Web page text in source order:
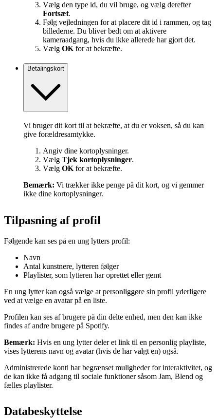
Vælg den type id, du vil bruge, og vælg derefter
Fortsæt.
Følg vejledningen for at placere dit id i rammen, og tag
billederne. Du bliver bedt om at aktivere
kameraadgang, hvis du ikke allerede har gjort det.
Vælg OK for at bekræfte.
Betalingskort
Vi bruger dit kort til at bekræfte, at du er voksen, så du kan
give forældresamtykke.
Angiv dine kortoplysninger.
Vælg Tjek kortoplysninger.
Vælg OK for at bekræfte.
Bemærk: Vi trækker ikke penge på dit kort, og vi gemmer
ikke dine kortoplysninger.
Tilpasning af profil
Følgende kan ses på en ung lytters profil:
Navn
Antal kunstnere, lytteren følger
Playlister, som lytteren har oprettet eller gemt
En ung lytter kan også vælge at personliggøre sin profil yderligere
ved at vælge en avatar på en liste.
Profilen kan ses af brugere på din delte enhed, men den kan ikke
findes af andre brugere på Spotify.
Bemærk: Hvis en ung lytter deler et link til en personlig playliste,
vises lytterens navn og avatar (hvis de har valgt en) også.
Administrerede konti har begrænset muligheder for interaktivitet, og
de kan ikke få adgang til sociale funktioner såsom Jam, Blend og
fælles playlister.
Databeskyttelse